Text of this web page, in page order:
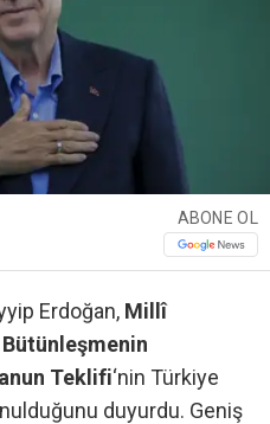
ABONE OL
Erdoğan, Millî
Bütünleşmenin
Teklifi‘nin Türkiye
duyurdu. Geniş